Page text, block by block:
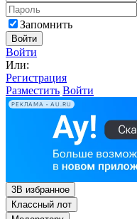
Запомнить
Войти
Войти
Или:
Регистрация
Разместить Войти
РЕКЛАМА • AU.RU
3В избранное
Классный лот